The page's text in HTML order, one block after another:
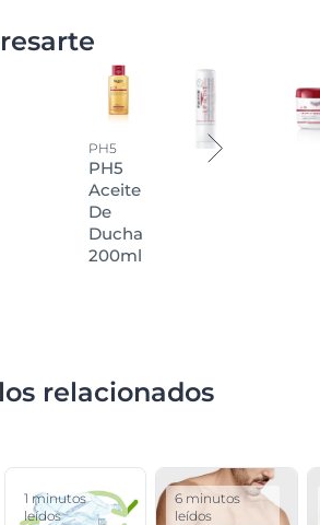
PH5
PH5
Aceite
De
Ducha
200ml
relacionados
1 minutos
leídos
6 minutos
leídos